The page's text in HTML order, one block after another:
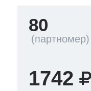
80
1742